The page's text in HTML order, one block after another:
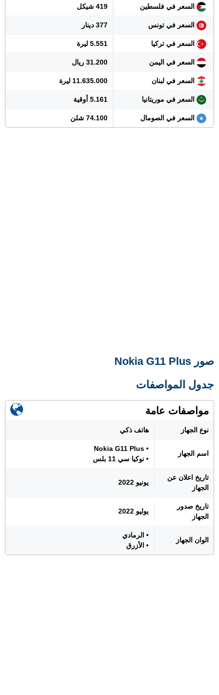
السعر في فلسطين 419 شيكل
السعر في تونس 377 دينار
السعر في تركيا 5.551 ليرة
السعر في اليمن 31.200 ريال
السعر في لبنان 11.635.000 ليرة
السعر في موريتانيا 5.161 أوقية
السعر في الصومال 74.100 شلن
صور Nokia G11 Plus
جدول المواصفات
مواصفات عامة
نوع الجهاز هاتف ذكي
اسم الجهاز
• Nokia G11 Plus
• نوكيا سي 11 بلس
تاريخ اعلان عن
الجهاز
يونيو 2022
تاريخ صدور
الجهاز
يوليو 2022
الوان الجهاز
• الرمادي
• الأزرق